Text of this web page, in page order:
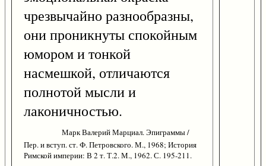
чрезвычайно разнообразны,
они проникнуты спокойным
юмором и тонкой
насмешкой, отличаются
полнотой мысли и
лаконичностью.
Марк Валерий Марциал. Эпиграммы /
Пер. и вступ. ст. Ф. Петровского. М., 1968; История
Римской империи: В 2 т. Т.2. М., 1962. С. 195-211.